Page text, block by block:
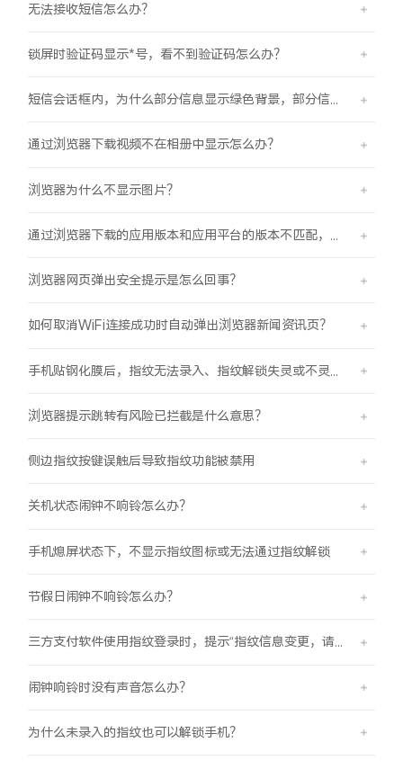
无法接收短信怎么办？
锁屏时验证码显示*号，看不到验证码怎么办？
通过浏览器下载视频不在相册中显示怎么办？
浏览器为什么不显示图片？
浏览器网页弹出安全提示是怎么回事？
如何取消WiFi连接成功时自动弹出浏览器新闻资讯页？
浏览器提示跳转有风险已拦截是什么意思？
侧边指纹按键误触后导致指纹功能被禁用
关机状态闹钟不响铃怎么办？
手机熄屏状态下，不显示指纹图标或无法通过指纹解锁
节假日闹钟不响铃怎么办？
三方支付软件使用指纹登录时，提示“指纹信息变更，请重新验证登录信息后使用”
闹钟响铃时没有声音怎么办？
为什么未录入的指纹也可以解锁手机？